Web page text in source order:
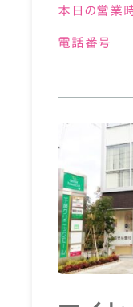
本日の営業
電話番号